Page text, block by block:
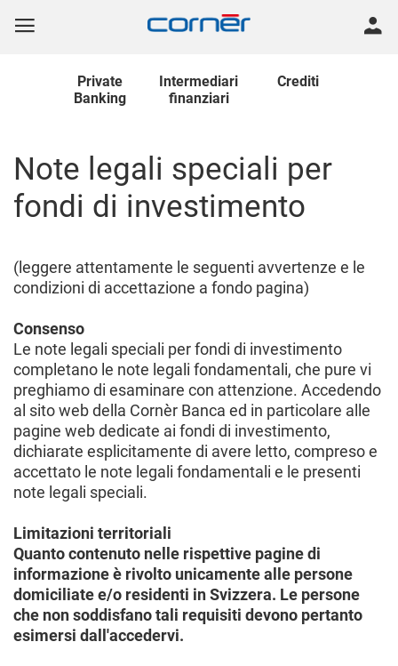
Private
Banking
Intermediari
finanziari
Crediti
Note legali speciali per
fondi di investimento
(leggere attentamente le seguenti avvertenze e le
condizioni di accettazione a fondo pagina)
Consenso
Le note legali speciali per fondi di investimento
completano le note legali fondamentali, che pure vi
preghiamo di esaminare con attenzione. Accedendo
al sito web della Cornèr Banca ed in particolare alle
pagine web dedicate ai fondi di investimento,
dichiarate esplicitamente di avere letto, compreso e
accettato le note legali fondamentali e le presenti
note legali speciali.
Limitazioni territoriali
Quanto contenuto nelle rispettive pagine di
informazione è rivolto unicamente alle persone
domiciliate e/o residenti in Svizzera. Le persone
che non soddisfano tali requisiti devono pertanto
esimersi dall'accedervi.